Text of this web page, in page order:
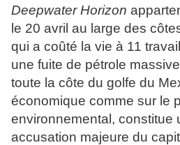
Deepwater Horizon
le 20 avril au large des
qui a coûté la vie à 11
une fuite de pétrole
toute la côte du golfe du
économique comme sur le
environnemental, constitue
accusation majeure du